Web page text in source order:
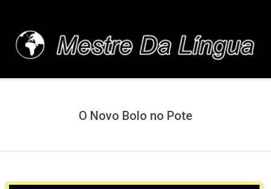
content
O Novo Bolo no Pote